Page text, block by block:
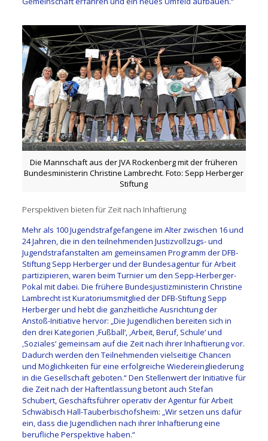
Die Mannschaft aus der JVA Rockenberg mit der früheren
Bundesministerin Christine Lambrecht. Foto: Sepp Herberger
Stiftung
Perspektiven bieten für Zeit nach Inhaftierung
Mehr als 100 Jugendstrafgefangene im Alter zwischen 16 und
24 Jahren, die in den teilnehmenden Justizvollzugs- und
Jugendstrafanstalten am gemeinsamen Programm der DFB-
Stiftung Sepp Herberger und der Bundesagentur für Arbeit
partizipieren, waren beim Turnier um den Sepp-Herberger-
Pokal mit dabei. Die frühere Bundesjustizministerin Christine
Lambrecht ist Kuratoriumsmitglied der DFB-Stiftung Sepp
Herberger und hebt die ganzheitliche Ausrichtung der
Anstoß-Initiative hervor: „Die Jugendlichen bereiten sich in
den drei Kategorien ‚Fußball‘, ‚Arbeit, Beruf, Schule‘ und
‚Soziales‘ gemeinsam auf die Zeit nach ihrer Inhaftierung vor.
Dadurch werden den Teilnehmenden vielseitige Chancen
und Möglichkeiten für eine erfolgreiche Wiedereingliederung
in die Gesellschaft geboten.“ Den Stellenwert der Initiative für
die Zeit nach der Haftentlassung betont auch Stefan
Schubert, Geschäftsführer operativ der Agentur für Arbeit
Schwäbisch Hall-Tauberbischofsheim: „Wir setzen uns dafür
ein, dass die Jugendlichen nach ihrer Inhaftierung eine
berufliche Perspektive haben.“